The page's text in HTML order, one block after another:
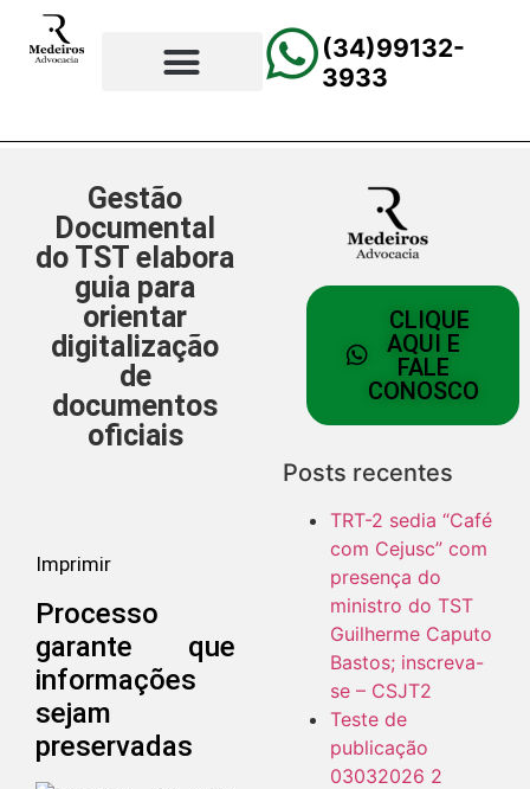
(34)99132-
3933
Gestão
Documental
do TST elabora
guia para
orientar
digitalização
de
documentos
oficiais
Imprimir
Processo
garante que
informações
sejam
preservadas
CLIQUE
AQUI E
FALE
CONOSCO
Posts recentes
TRT-2 sedia “Café
com Cejusc” com
presença do
ministro do TST
Guilherme Caputo
Bastos; inscreva-
se – CSJT2
Teste de
publicação
03032026 2